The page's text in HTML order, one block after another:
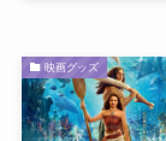
映画グッズ